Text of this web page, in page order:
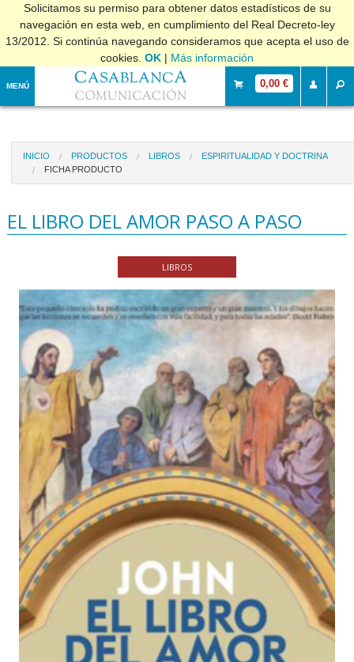
Solicitamos su permiso para obtener datos estadísticos de su
navegación en esta web, en cumplimiento del Real Decreto-ley
13/2012. Si continúa navegando consideramos que acepta el uso de
cookies. OK | Más información
MENÚ 0,00 €
INICIO PRODUCTOS LIBROS
ESPIRITUALIDAD Y DOCTRINA
FICHA PRODUCTO
EL LIBRO DEL AMOR PASO A PASO
LIBROS